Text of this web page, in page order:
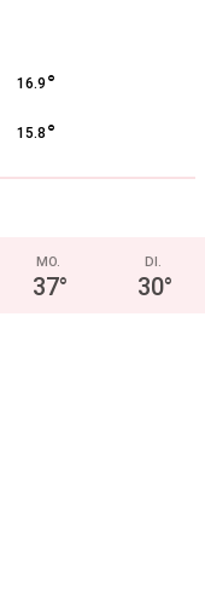
16.9 °
15.8 °
MO.
37°
DI.
30°